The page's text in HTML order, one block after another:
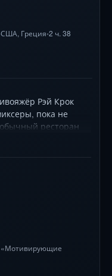
США, Греция•2 ч. 38
Рэй Крок
пока не
ресторан
система —
сталкивается с
а жажда контроля
исследует
харизма и
а Ник
«Мотивирующие